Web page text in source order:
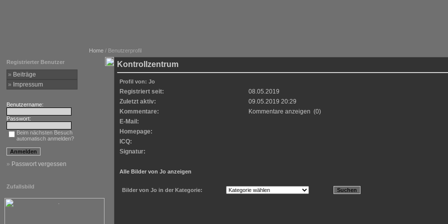
Home / Benutzerprofil
Registrierter Benutzer
» Beiträge
»
Impressum
Benutzername:
Passwort:
Beim nächsten Besuch
automatisch anmelden?
» Passwort vergessen
Zufallsbild
Kontrollzentrum
Profil von: Jo
Registriert seit:
08.05.2019
Zuletzt aktiv:
09.05.2019 20:29
Kommentare:
Kommentare anzeigen (0)
E-Mail:
Homepage:
ICQ:
Signatur:
Alle Bilder von Jo anzeigen
Bilder von Jo in der Kategorie: